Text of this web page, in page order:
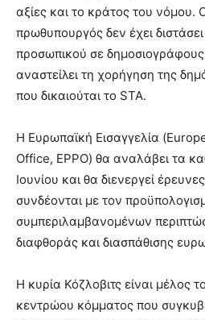
αξίες και το κράτος του νόμου.
πρωθυπουργός δεν έχει διστάσει
προσωπικού σε
αναστείλει τη χορήγηση της
που δικαιούται το STA.
Η Ευρωπαϊκή Εισαγγελία
Office, EPPO) θα αναλάβει τα
Ιουνίου και θα διενεργεί
συνδέονται με τον
συμπεριλαμβανομένων
διαφθοράς και διασπάθισης
Η κυρία Κόζλοβιτς είναι μέλος
κεντρώου κόμματος που